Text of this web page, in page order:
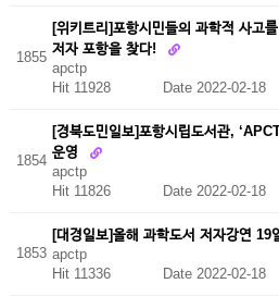
1855
[위키트리]포항시민들의 과학적 사고
저자 포항을 찾다!
apctp
Hit 11928 Date 2022-02-18
1854
[경북도민일보]포항시립도서관,
운영
apctp
Hit 11826 Date 2022-02-18
1853
[대경일보]올해 과학도서 저자강연 19
apctp
Hit 11336
Date 2022-02-18